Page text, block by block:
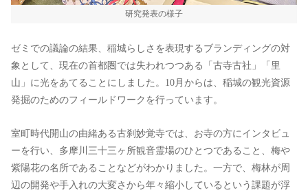
研究発表の様子
ゼミでの議論の結果、稲城らしさを表現するブランディングの対
象として、現在の首都圏では失われつつある「古寺古社」「里
山」に光をあてることにしました。10月からは、稲城の観光資源
発掘のためのフィールドワークを行っています。
室町時代開山の由緒ある古刹妙覚寺では、お寺の方にインタビュ
ーを行い、多摩川三十三ヶ所観音霊場のひとつであること、梅や
紫陽花の名所であることなどがわかりました。一方で、梅林が周
辺の開発や手入れの大変さから年々縮小しているという課題が浮